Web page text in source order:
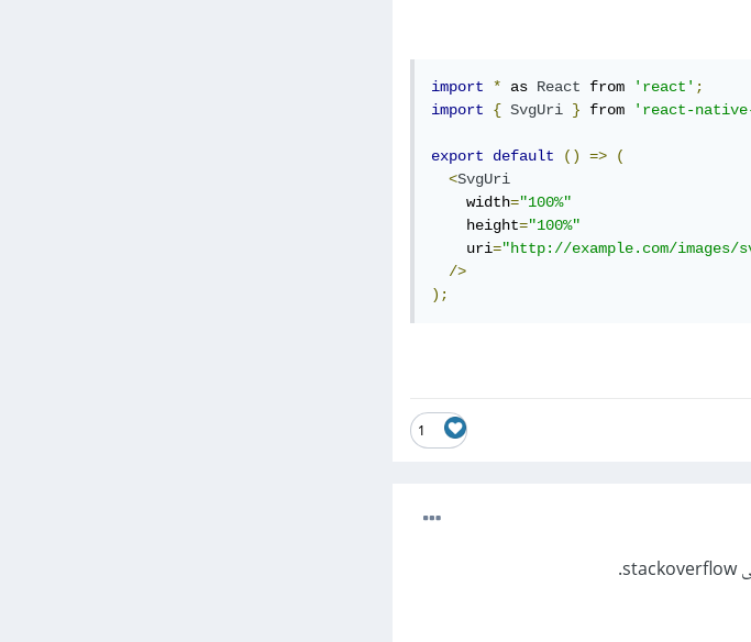
import * as React from 'react' ;
import
{ SvgUri } from 'react-
export default () =>
(
<SvgUri
    width
="100%"
    height
="100%"
    uri
="http://example.com/images/
/>
);
1